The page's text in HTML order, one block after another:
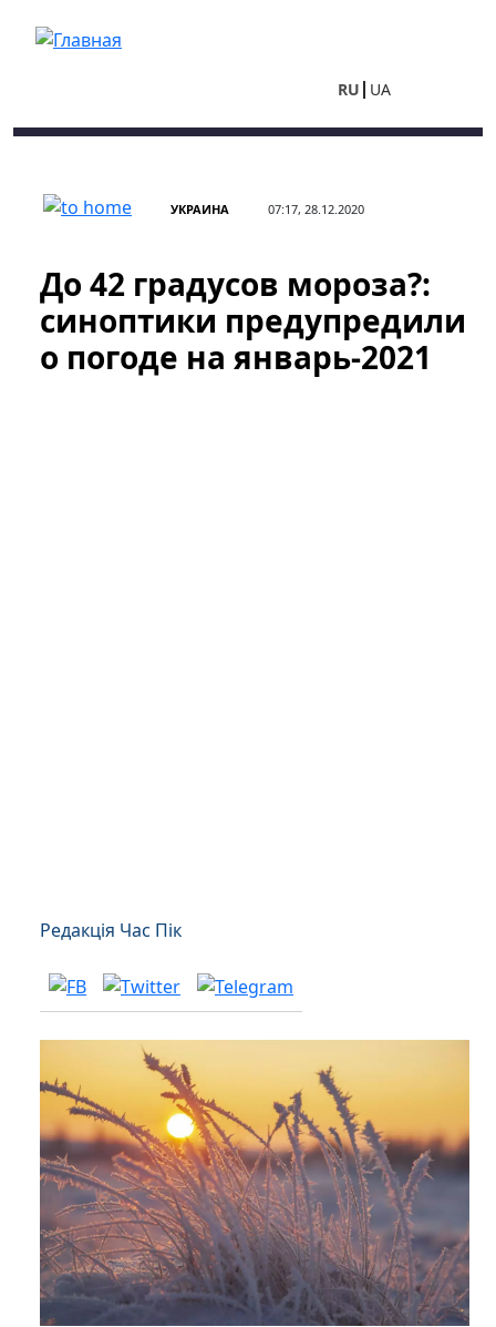
RU UA
УКРАИНА 07:17, 28.12.2020
До 42 градусов мороза?:
синоптики предупредили
о погоде на январь-2021
Редакція Час Пік